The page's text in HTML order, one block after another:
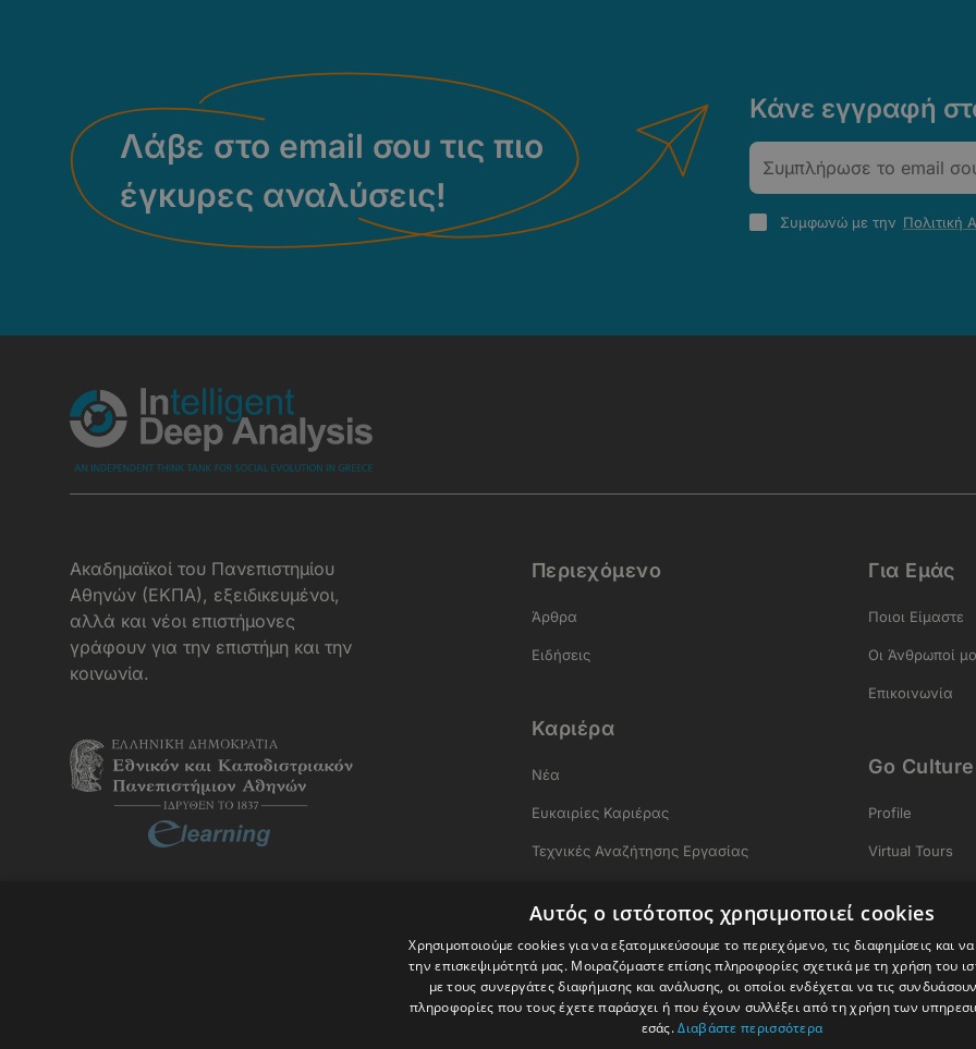
Λάβε στο email σου τις πιο
έγκυρες αναλύσεις!
Κάνε εγγραφή
Πολιτική
Συμφωνώ με την Πολιτική
Aκαδημαϊκοί του Πανεπιστημίου
Αθηνών (ΕΚΠΑ), εξειδικευμένοι,
αλλά και νέοι επιστήμονες
γράφουν για την επιστήμη και την
κοινωνία.
Περιεχόμενο
Άρθρα
Ειδήσεις
Καριέρα
Νέα
Ευκαιρίες Καριέρας
Τεχνικές Αναζήτησης Εργασίας
Σύνταξη Συνοδευτικής Επιστολής
Δικτύωση
Προετοιμασία για Συνέντευξη
Για Εμάς
Ποιοι Είμαστε
Οι Άνθρωποί
Επικοινωνία
Go Culture
Profile
Virtual Tours
Experiences
Αυτός ο ιστότοπος χρησιμοποιεί cookies
Χρησιμοποιούμε cookies για να εξατομικεύσουμε το περιεχόμενο, τις διαφημίσεις και
την επισκεψιμότητά μας. Μοιραζόμαστε επίσης πληροφορίες σχετικά με τη χρήση του
με τους συνεργάτες διαφήμισης και ανάλυσης, οι οποίοι ενδέχεται να τις
πληροφορίες που τους έχετε παράσχει ή που έχουν συλλέξει από τη χρήση των
εσάς.Διαβάστε περισσότερα